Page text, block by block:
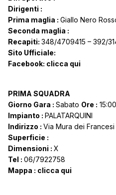
Dirigenti :
Prima maglia : Giallo Nero
Seconda maglia :
Recapiti: 348/4709415 – 392/
Sito Ufficiale:
Facebook: clicca qui
PRIMA SQUADRA
Giorno Gara : Sabato Ore : 15:00
Impianto : PALATARQUINI
Indirizzo : Via Mura dei Francesi
Superficie :
Dimensioni : X
Tel : 06/7922758
Mappa : clicca qui